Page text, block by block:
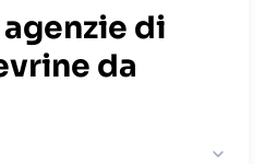
agenzie di
da